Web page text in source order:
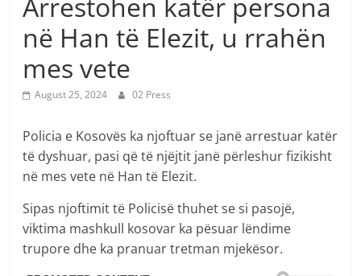
në Han të Elezit, u rrahën
mes vete
August 25, 2024 02 Press
Policia e Kosovës ka njoftuar se janë arrestuar katër
të dyshuar, pasi që të njëjtit janë përleshur fizikisht
në mes vete në Han të Elezit.
Sipas njoftimit të Policisë thuhet se si pasojë,
viktima mashkull kosovar ka pësuar lëndime
trupore dhe ka pranuar tretman mjekësor.